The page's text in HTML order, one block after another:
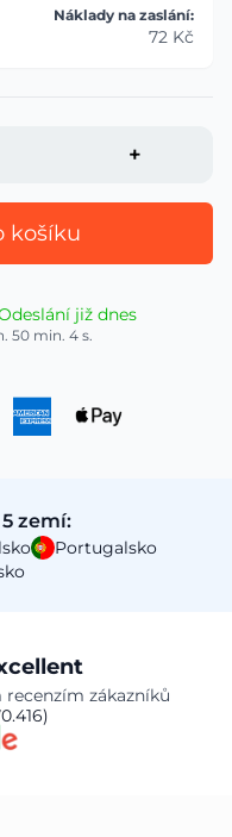
Náklady na zaslání:
72 Kč
+
košíku
již dnes
50 min. 4 s.
zemí:
Portugalsko
recenzím zákazníků